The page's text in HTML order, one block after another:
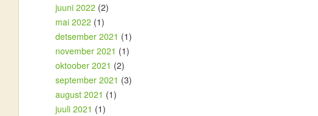
juuni 2022 (2)
mai 2022 (1)
detsember 2021 (1)
november 2021 (1)
oktoober 2021 (2)
september 2021 (3)
august 2021 (1)
juuli 2021 (1)